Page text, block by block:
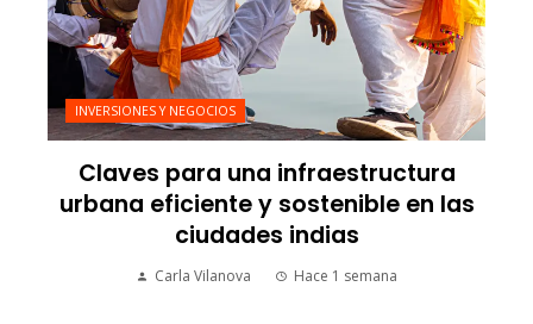
INVERSIONES Y NEGOCIOS
Claves para una infraestructura
urbana eficiente y sostenible en las
ciudades indias
Carla Vilanova Hace 1 semana